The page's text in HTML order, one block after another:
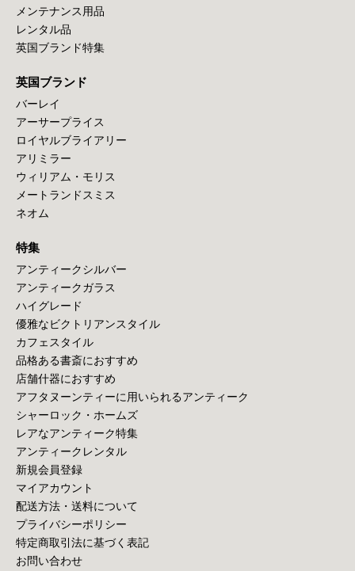
メンテナンス用品
レンタル品
英国ブランド特集
英国ブランド
バーレイ
アーサープライス
ロイヤルブライアリー
アリミラー
ウィリアム・モリス
メートランドスミス
ネオム
特集
アンティークシルバー
アンティークガラス
ハイグレード
優雅なビクトリアンスタイル
カフェスタイル
品格ある書斎におすすめ
店舗什器におすすめ
アフタヌーンティーに用いられるアンティーク
シャーロック・ホームズ
レアなアンティーク特集
アンティークレンタル
新規会員登録
マイアカウント
配送方法・送料について
プライバシーポリシー
特定商取引法に基づく表記
お問い合わせ